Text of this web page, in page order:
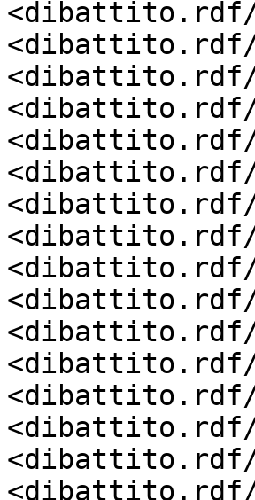
<dibattito.rdf/
<dibattito.rdf/
<dibattito.rdf/
<dibattito.rdf/
<dibattito.rdf/
<dibattito.rdf/
<dibattito.rdf/
<dibattito.rdf/
<dibattito.rdf/
<dibattito.rdf/
<dibattito.rdf/
<dibattito.rdf/
<dibattito.rdf/
<dibattito.rdf/
<dibattito.rdf/
<dibattito.rdf/